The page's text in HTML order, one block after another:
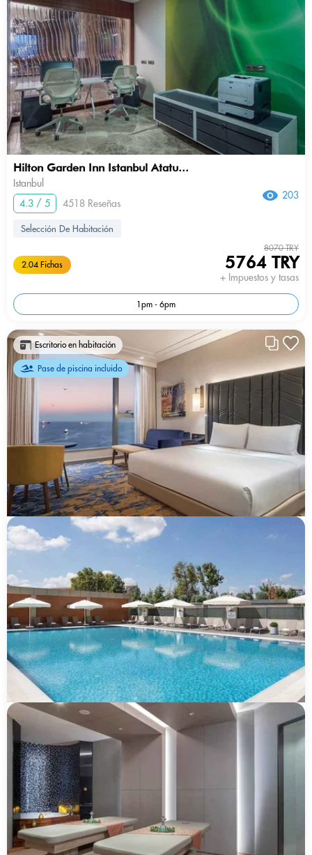
Hilton Garden Inn Istanbul Atatu...
Istanbul
4.3 / 5
4518 Reseñas
203
Selección De Habitación
2.04 Fichas
8070 TRY
5764 TRY
+ Impuestos y tasas
1pm - 6pm
Escritorio en habitación
Pase de piscina incluido